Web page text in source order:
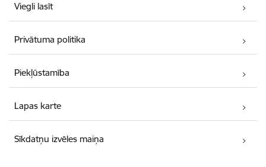
Viegli lasīt
Privātuma politika
Piekļūstamība
Lapas karte
Sīkdatņu izvēles maiņa